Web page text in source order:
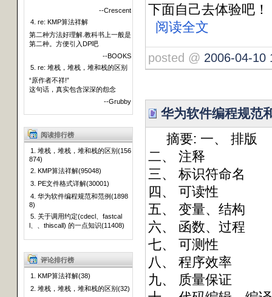
--Crescent
4. re: KMP算法祥解
第二种方法好理解.教科书上一般是
第二种。方便引入DP吧
--BOOKS
5. re: 堆栈，堆栈，堆和栈的区别
“原作者不祥!”
这句话，真实包含深深的怨念
--Grubby
阅读排行榜
1. 堆栈，堆栈，堆和栈的区别(156
874)
2. KMP算法祥解(95048)
3. PE文件格式详解(30001)
4. 华为软件编程规范和范例(1898
8)
5. 关于调用约定(cdecl、fastcal
l、、thiscall) 的一点知识(11408)
评论排行榜
1. KMP算法祥解(38)
2. 堆栈，堆栈，堆和栈的区别(32)
下面自己去体验吧！
阅读全文
posted @ 2006-04-10
华为软件编程规范
摘要: 一、 排版
二、 注释
三、 标识符命名
四、 可读性
五、 变量、结构
六、 函数、过程
七、 可测性
八、 程序效率
九、 质量保证